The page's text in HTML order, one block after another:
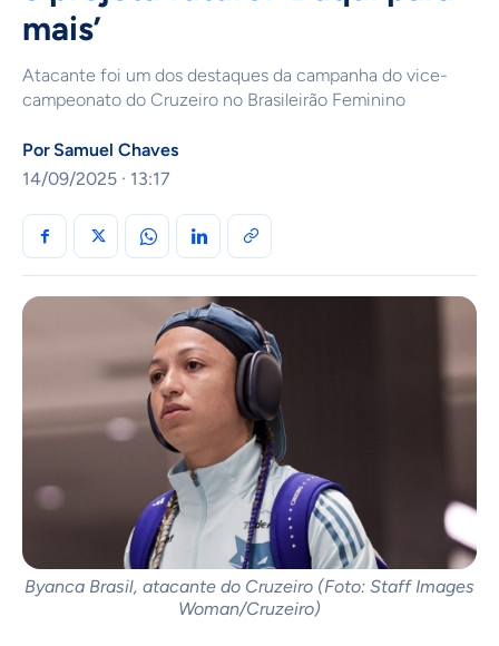
mais’
Atacante foi um dos destaques da campanha do vice-
campeonato do Cruzeiro no Brasileirão Feminino
Por Samuel Chaves
14/09/2025 · 13:17
Byanca Brasil, atacante do Cruzeiro (Foto: Staff Images
Woman/Cruzeiro)